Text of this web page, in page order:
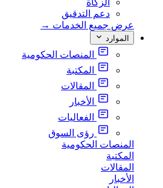
دعم التدقيق
عرض جميع الخدمات →
الموارد
المنصات الحكومية
المكتبة
المقالات
الأخبار
الفعاليات
رؤى السوق
المنصات الحكومية
المكتبة
المقالات
الأخبار